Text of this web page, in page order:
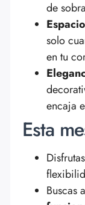
de
solo
en tu
encaja
Esta
Buscas